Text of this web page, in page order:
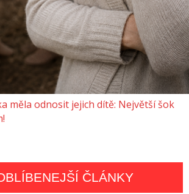
měla odnosit jejich dítě: Největší šok
ČLÁNKY